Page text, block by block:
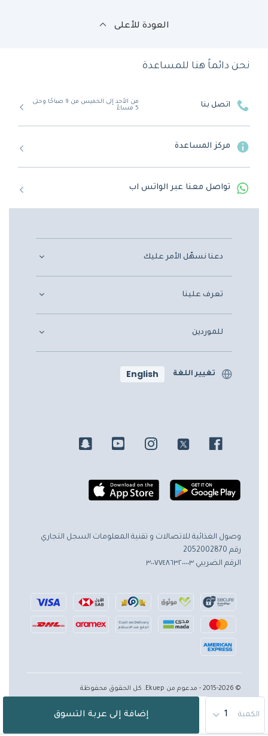
الكمية إضافة إلى عربة التسوق
العودة للأعلى
نحن دائماً هنا للمساعدة
اتصل بنا
من الأحد إلى الخميس من 9 صباحًا وحتى
5 مساءً
مركز المساعدة
تواصل معنا عبر الواتس اب
دعنا نسهّل الأمر عليك
تعرف علينا
للموردين
تغيير اللغة English
وصول الغذائية للاتصالات و تقنية المعلومات السجل التجاري
رقم 2052002870
الرقم الضريبي ٣٠٠٧٧٤٨٦٣٢٠٠٠٠٣
© 2015-2026 - مدعوم من Ekuep. كل الحقوق محفوظة